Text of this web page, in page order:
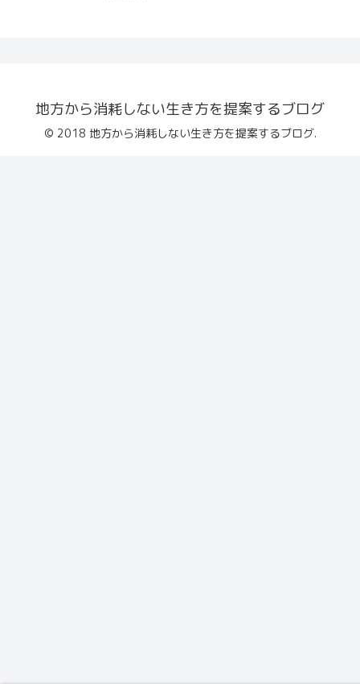
地方から消耗しない生き方を提案するブログ
© 2018 地方から消耗しない生き方を提案するブログ.